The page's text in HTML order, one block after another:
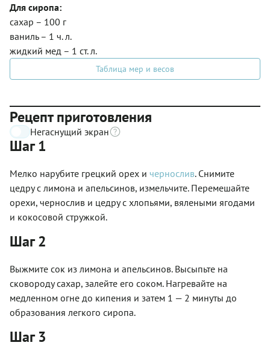
Для сиропа:
сахар – 100 г
ваниль – 1 ч. л.
жидкий мед – 1 ст. л.
Таблица мер и весов
Рецепт приготовления
Негаснущий экран
Шаг 1
Мелко нарубите грецкий орех и чернослив. Снимите
цедру с лимона и апельсинов, измельчите. Перемешайте
орехи, чернослив и цедру с хлопьями, вялеными ягодами
и кокосовой стружкой.
Шаг 2
Выжмите сок из лимона и апельсинов. Высыпьте на
сковороду сахар, залейте его соком. Нагревайте на
медленном огне до кипения и затем 1 — 2 минуты до
образования легкого сиропа.
Шаг 3